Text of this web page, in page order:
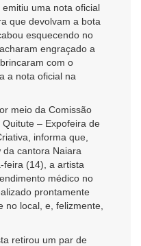
uma nota oficial
que devolvam a bota
esquecendo no
engraçado a
com o
a nota oficial na
meio da Comissão
– Expofeira de
informa que,
cantora Naiara
feira (14), a artista
médico no
prontamente
no local, e, felizmente,
retirou um par de